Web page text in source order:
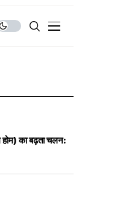
होम) का बढ़ता चलन: